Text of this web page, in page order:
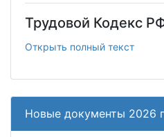
Трудовой Кодекс
Открыть полный текст
Новые документы 2026